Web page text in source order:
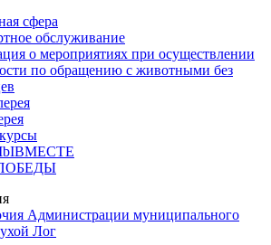
сфера
обслуживание
о мероприятиях при осуществлении
по обращению с животными без
Администрации муниципального
Лог